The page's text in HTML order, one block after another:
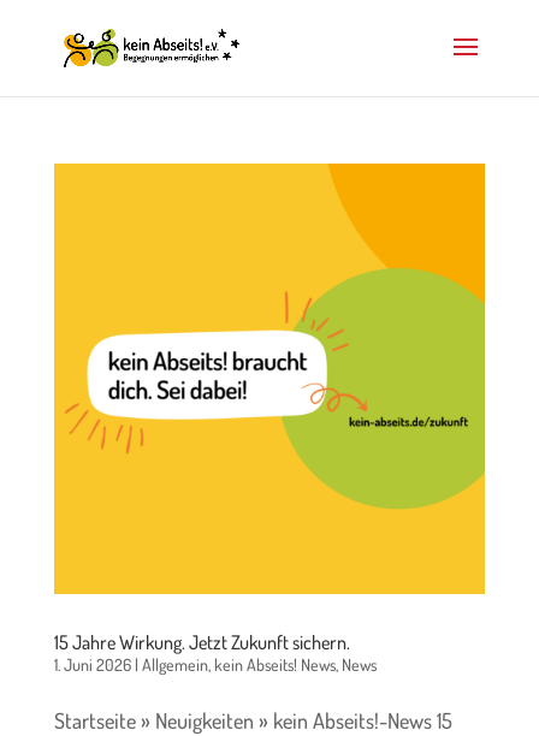
15 Jahre Wirkung. Jetzt Zukunft sichern.
1. Juni 2026| Allgemein,kein Abseits! News, News
Startseite » Neuigkeiten » kein Abseits!-News 15